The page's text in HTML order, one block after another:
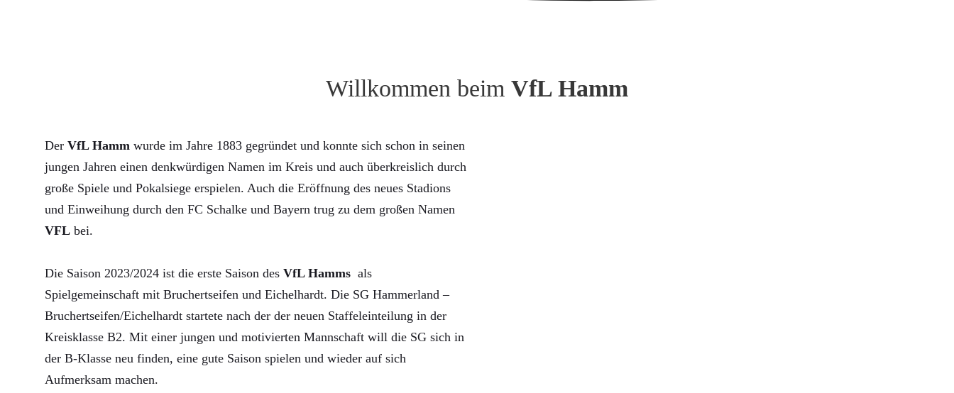
Willkommen beim VfL Hamm
Der VfL Hamm wurde im Jahre 1883 gegründet und konnte sich schon in seinen
jungen Jahren einen denkwürdigen Namen im Kreis und auch überkreislich durch
große Spiele und Pokalsiege erspielen. Auch die Eröffnung des neues Stadions
und Einweihung durch den FC Schalke und Bayern trug zu dem großen Namen
VFL bei.
Die Saison 2023/2024 ist die erste Saison des VfL Hamms als
Spielgemeinschaft mit Bruchertseifen und Eichelhardt. Die SG Hammerland –
Bruchertseifen/Eichelhardt startete nach der der neuen Staffeleinteilung in der
Kreisklasse B2. Mit einer jungen und motivierten Mannschaft will die SG sich in
der B-Klasse neu finden, eine gute Saison spielen und wieder auf sich
Aufmerksam machen.